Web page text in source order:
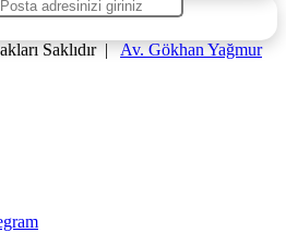
Saklıdır |Av. Gökhan Yağmur